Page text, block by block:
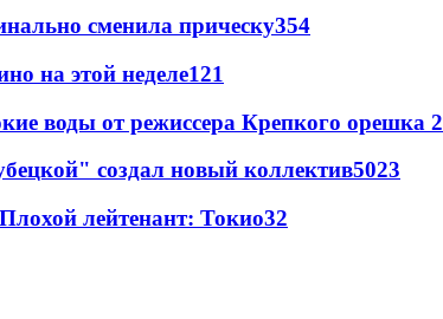
сменила прическу354
на этой неделе121
воды от режиссера Крепкого орешка 2
создал новый коллектив5023
лейтенант: Токио32